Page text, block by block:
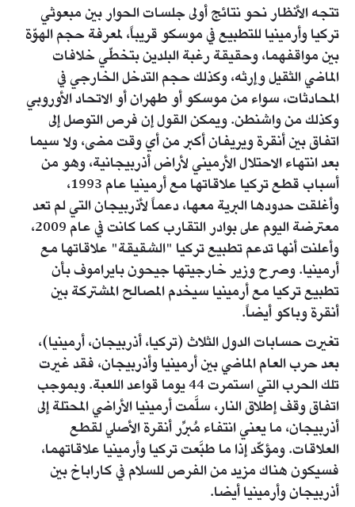
تتجه الأنظار نحو نتائج أولى جلسات الحوار بين مبعوثي
تركيا وأرمينيا للتطبيع في موسكو قريباً، لمعرفة حجم الهوّة
بين مواقفهما، وحقيقة رغبة البلدين بتخطّي خلافات
الماضي الثقيل وإرثه، وكذلك حجم التدخل الخارجي في
المحادثات، سواء من موسكو أو طهران أو الاتحاد الأوروبي
وكذلك من واشنطن. ويمكن القول إن فرص التوصل إلى
اتفاق بين أنقرة ويريفان أكبر من أي وقت مضى، ولا سيما
بعد انتهاء الاحتلال الأرميني لأراض أذربيجانية، وهو من
أسباب قطع تركيا علاقاتها مع أرمينيا عام 1993،
وأغلقت حدودها البرية معها، دعماً لأذربيجان التي لم تعد
معترضة اليوم على بوادر التقارب كما كانت في عام 2009،
وأعلنت أنها تدعم تطبيع تركيا "الشقيقة" علاقاتها مع
أرمينيا. وصرح وزير خارجيتها جيحون بايراموف بأن
تطبيع تركيا مع أرمينيا سيخدم المصالح المشتركة بين
أنقرة وباكو أيضاً.
تغيرت حسابات الدول الثلاث (تركيا، أذربيجان، أرمينيا)،
بعد حرب العام الماضي بين أرمينيا وأذربيجان، فقد غيرت
تلك الحرب التي استمرت 44 يوما قواعد اللعبة. وبموجب
اتفاق وقف إطلاق النار، سلَّمت أرمينيا الأراضي المحتلة إلى
أذربيجان، ما يعني انتفاء مُبرِّر أنقرة الأصلي لقطع
العلاقات. ومؤكّد إذا ما طبَّعت تركيا وأرمينيا علاقاتهما،
فسيكون هناك مزيد من الفرص للسلام في كاراباخ بين
أذربيجان وأرمينيا أيضا.